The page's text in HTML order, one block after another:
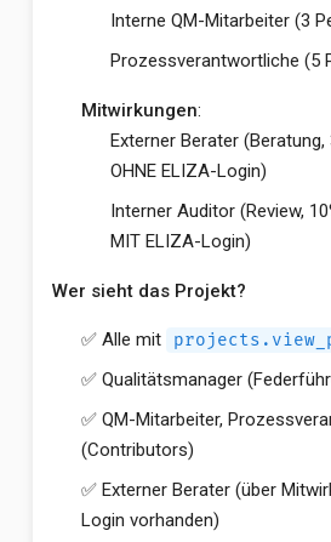
Interne QM-Mitarbeiter (3
Prozessverantwortliche (5
Mitwirkungen:
Externer Berater
OHNE ELIZA-Login)
Interner Auditor (Review,
MIT ELIZA-Login)
Wer sieht das Projekt?
✅ Alle mit
✅ Qualitätsmanager
✅ QM-Mitarbeiter,
(Contributors)
✅ Externer Berater (über
Login vorhanden)